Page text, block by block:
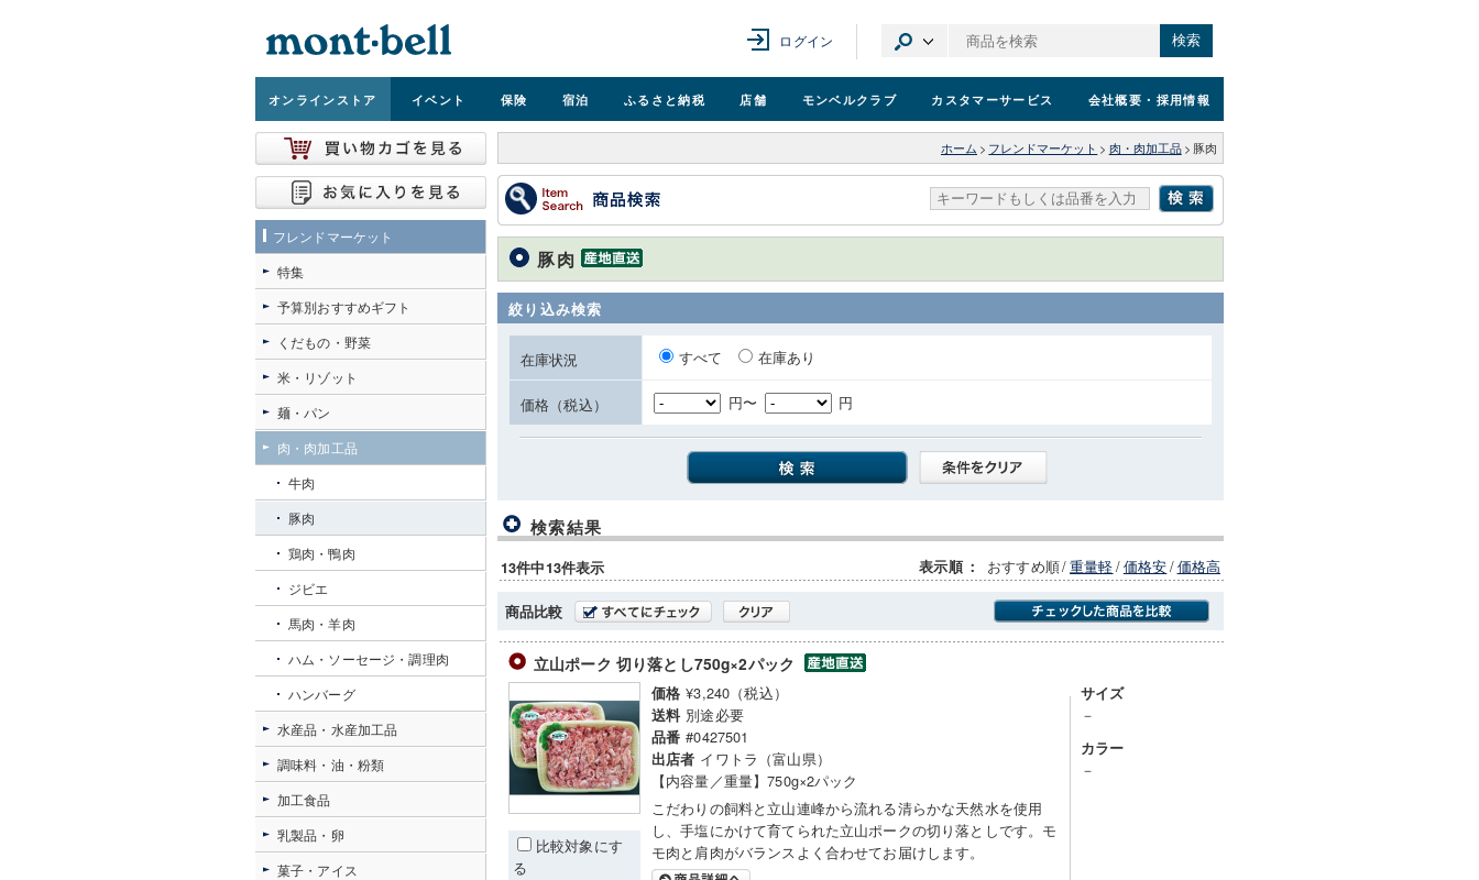
ログイン 検索
オンラインストア イベント 保険 宿泊 ふるさと納税 店舗 モンベルクラブ カスタマーサービス 会社概要 ・採用情報
ホーム > フレンドマーケット > 肉・肉加工品 > 豚肉
豚肉
絞り込み検索
在庫状況 すべて 在庫あり
価格（税込） 円〜 円
検索結果
13件中13件表示 表示順 ： おすすめ順/重量軽/価格安/価格高
商品比較
立山ポーク 切り落とし750g×2パック
比較対象にす
る
価格 ¥3,240（税込）
送料 別途必要
品番 #0427501
出店者 イワトラ（富山県）
【内容量／重量】750g×2パック
こだわりの飼料と立山連峰から流れる清らかな天然水を使用
し、手塩にかけて育てられた立山ポークの切り落としです。モ
モ肉と肩肉がバランスよく合わせてお届けします。
サイズ
－
カラー
－
フレンドマーケット
特集
予算別おすすめギフト
くだもの・野菜
米・リゾット
麺・パン
肉・肉加工品
牛肉
豚肉
鶏肉・鴨肉
ジビエ
馬肉・羊肉
ハム・ソーセージ・調理肉
ハンバーグ
水産品・水産加工品
調味料・油・粉類
加工食品
乳製品・卵
菓子・アイス